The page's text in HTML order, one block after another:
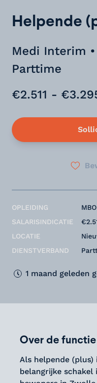
Helpende
Medi Interim
Parttime
€2.511 -
OPLEIDING
SALARISINDICATIE
LOCATIE
DIENSTVERBAND
1 maand geleden
Over de functie
Als helpende
belangrijke